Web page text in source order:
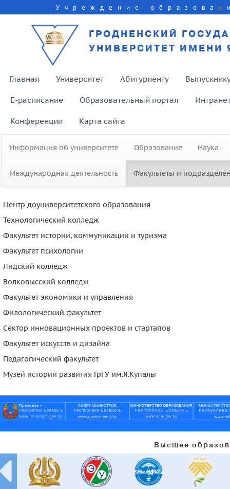
Учреждение
ГРОДНЕНСКИЙ
УНИВЕРСИТЕТ ИМЕНИ
Главная Университет Абитуриенту
E-расписание Образовательный портал
Конференции Карта сайта
Информация об университете Образование Наука
Международная деятельность Факультеты и
Центр доуниверситетского образования
Технологический колледж
Факультет истории, коммуникации и туризма
Факультет психологии
Лидский колледж
Волковысcкий колледж
Факультет экономики и управления
Филологический факультет
Сектор инновационных проектов и стартапов
Факультет искусств и дизайна
Педагогический факультет
Музей истории развития ГрГУ им.Я.Купалы
Высшее